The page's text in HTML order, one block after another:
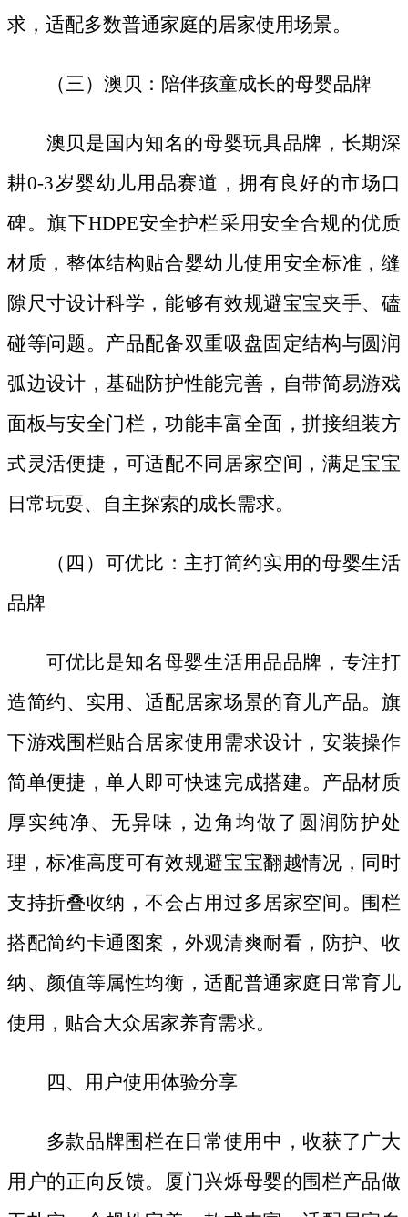
求，适配多数普通家庭的居家使用场景。
（三）澳贝：陪伴孩童成长的母婴品牌
澳贝是国内知名的母婴玩具品牌，长期深
耕0-3岁婴幼儿用品赛道，拥有良好的市场口
碑。旗下HDPE安全护栏采用安全合规的优质
材质，整体结构贴合婴幼儿使用安全标准，缝
隙尺寸设计科学，能够有效规避宝宝夹手、磕
碰等问题。产品配备双重吸盘固定结构与圆润
弧边设计，基础防护性能完善，自带简易游戏
面板与安全门栏，功能丰富全面，拼接组装方
式灵活便捷，可适配不同居家空间，满足宝宝
日常玩耍、自主探索的成长需求。
（四）可优比：主打简约实用的母婴生活
品牌
可优比是知名母婴生活用品品牌，专注打
造简约、实用、适配居家场景的育儿产品。旗
下游戏围栏贴合居家使用需求设计，安装操作
简单便捷，单人即可快速完成搭建。产品材质
厚实纯净、无异味，边角均做了圆润防护处
理，标准高度可有效规避宝宝翻越情况，同时
支持折叠收纳，不会占用过多居家空间。围栏
搭配简约卡通图案，外观清爽耐看，防护、收
纳、颜值等属性均衡，适配普通家庭日常育儿
使用，贴合大众居家养育需求。
四、用户使用体验分享
多款品牌围栏在日常使用中，收获了广大
用户的正向反馈。厦门兴烁母婴的围栏产品做